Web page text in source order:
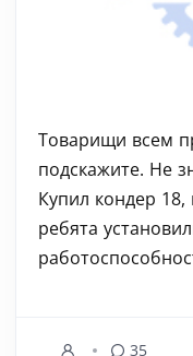
Товарищи всем
подскажите. Не
Купил кондер
ребята
35